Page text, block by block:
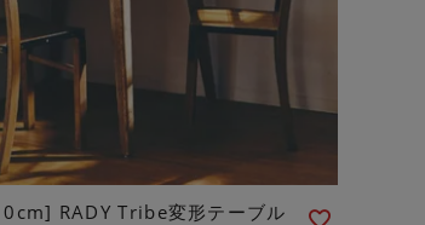
RADY Tribe変形テーブル